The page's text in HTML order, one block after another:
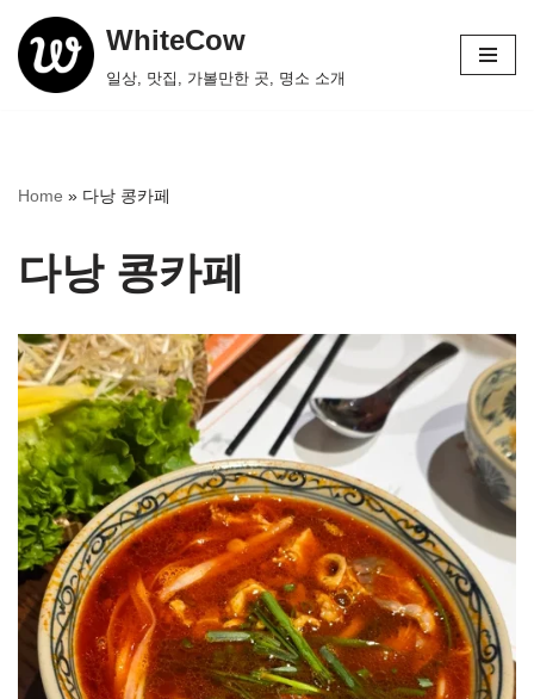
콘
텐
기
WhiteCow
일상, 맛집, 가볼만한 곳, 명소 소개
Home » 다낭 콩카페
다낭 콩카페